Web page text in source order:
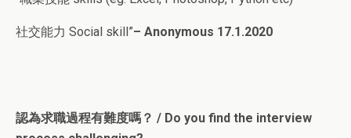
社交能力 Social skill”– Anonymous 17.1.2020
認為求職過程有難度嗎？ / Do you find the interview